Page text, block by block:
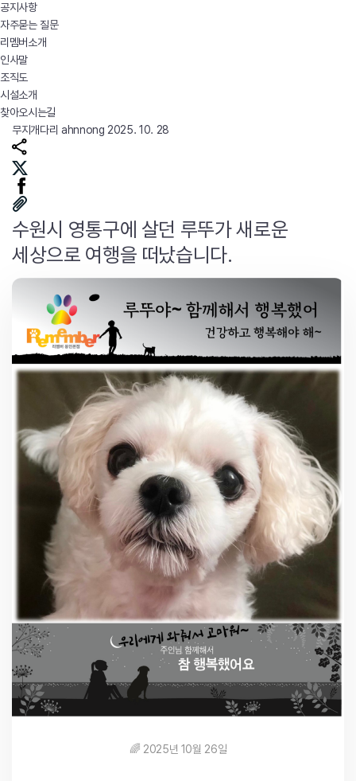
공지사항
자주묻는 질문
리멤버소개
인사말
조직도
시설소개
찾아오시는길
무지개다리 ahnnong 2025. 10. 28
수원시 영통구에 살던 루뚜가 새로운
세상으로 여행을 떠났습니다.
🌈 2025년 10월 26일